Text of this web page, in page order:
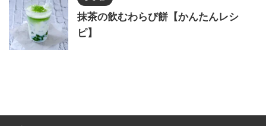
抹茶の飲むわらび餅【かんたんレシ
ピ】